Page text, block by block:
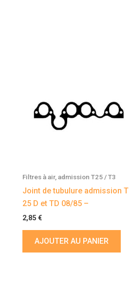
Filtres à air, admission T25 / T3
Joint de tubulure admission T
25 D et TD 08/85 –
2,85€
AJOUTER AU PANIER